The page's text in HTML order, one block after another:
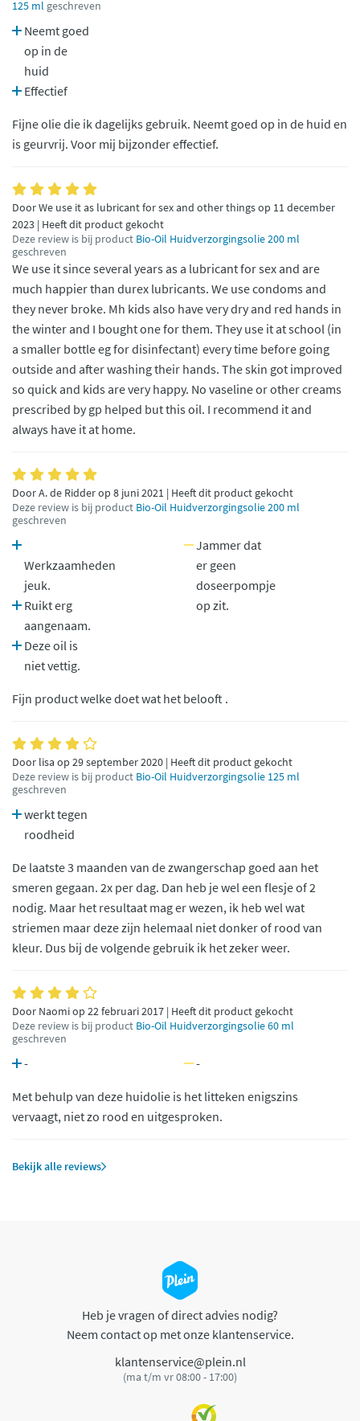
125 ml geschreven
Neemt goed
op in de
huid
Effectief
Fijne olie die ik dagelijks gebruik. Neemt goed op in de huid en
is geurvrij. Voor mij bijzonder effectief.
Door We use it as lubricant for sex and other things op 11 december
2023 | Heeft dit product gekocht
Deze review is bij product Bio-Oil Huidverzorgingsolie 200 ml
geschreven
We use it since several years as a lubricant for sex and are
much happier than durex lubricants. We use condoms and
they never broke. Mh kids also have very dry and red hands in
the winter and I bought one for them. They use it at school (in
a smaller bottle eg for disinfectant) every time before going
outside and after washing their hands. The skin got improved
so quick and kids are very happy. No vaseline or other creams
prescribed by gp helped but this oil. I recommend it and
always have it at home.
Door A. de Ridder op 8 juni 2021 | Heeft dit product gekocht
Deze review is bij product Bio-Oil Huidverzorgingsolie 200 ml
geschreven
Werkzaamheden
jeuk.
Ruikt erg
aangenaam.
Deze oil is
niet vettig.
Jammer dat
er geen
doseerpompje
op zit.
Fijn product welke doet wat het belooft .
Door lisa op 29 september 2020 | Heeft dit product gekocht
Deze review is bij product Bio-Oil Huidverzorgingsolie 125 ml
geschreven
werkt tegen
roodheid
De laatste 3 maanden van de zwangerschap goed aan het
smeren gegaan. 2x per dag. Dan heb je wel een flesje of 2
nodig. Maar het resultaat mag er wezen, ik heb wel wat
striemen maar deze zijn helemaal niet donker of rood van
kleur. Dus bij de volgende gebruik ik het zeker weer.
Door Naomi op 22 februari 2017 | Heeft dit product gekocht
Deze review is bij product Bio-Oil Huidverzorgingsolie 60 ml
geschreven
- -
Met behulp van deze huidolie is het litteken enigszins
vervaagt, niet zo rood en uitgesproken.
Bekijk alle reviews
Heb je vragen of direct advies nodig?
Neem contact op met onze klantenservice.
klantenservice@plein.nl
(ma t/m vr 08:00 - 17:00)